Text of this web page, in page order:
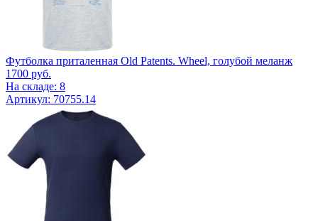
Футболка приталенная Old Patents. Wheel, голубой меланж
1700 руб.
На складе: 8
Артикул: 70755.14